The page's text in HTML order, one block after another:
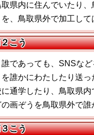
取県内に住んでいたり
を、鳥取県外で加工し
こう
誰であっても、SNSな
を誰かにわたしたり送
に通学したり、鳥取県
の画ぞうを鳥取県外で
こう